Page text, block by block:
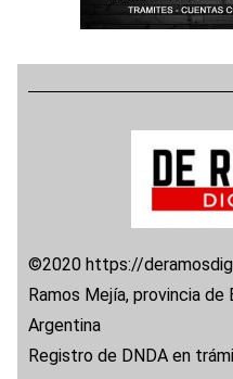
©2020 https://
Ramos Mejía, provincia
Argentina
Registro de DNDA en